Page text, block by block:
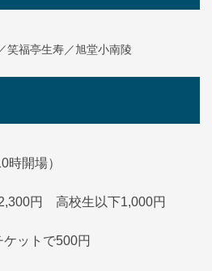
笑福亭生寿／旭堂小南陵
時開場）
円 高校生以下1,000円
ットで500円